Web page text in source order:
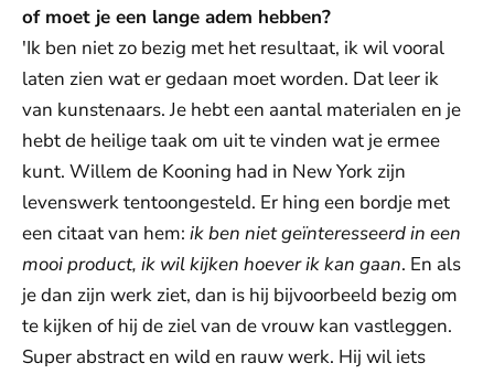
of moet je een lange adem hebben?
'Ik ben niet zo bezig met het resultaat, ik wil vooral
laten zien wat er gedaan moet worden. Dat leer ik
van kunstenaars. Je hebt een aantal materialen en je
hebt de heilige taak om uit te vinden wat je ermee
kunt. Willem de Kooning had in New York zijn
levenswerk tentoongesteld. Er hing een bordje met
een citaat van hem: ik ben niet geïnteresseerd in een
mooi product, ik wil kijken hoever ik kan gaan. En als
je dan zijn werk ziet, dan is hij bijvoorbeeld bezig om
te kijken of hij de ziel van de vrouw kan vastleggen.
Super abstract en wild en rauw werk. Hij wil iets